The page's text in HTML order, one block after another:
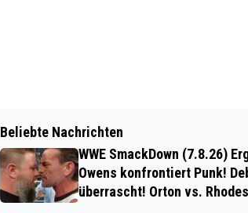
Beliebte Nachrichten
WWE SmackDown (7.8.26)
Owens konfrontiert Punk!
überrascht! Orton vs.